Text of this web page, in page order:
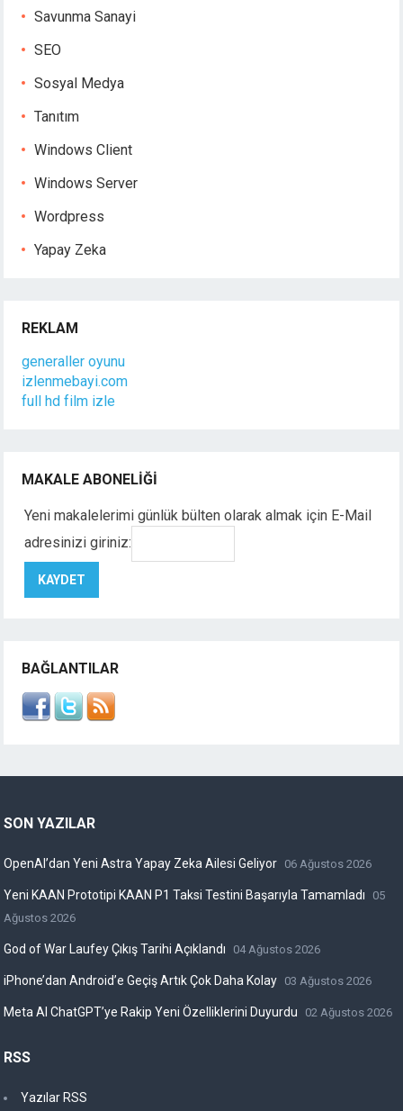
Savunma Sanayi
SEO
Sosyal Medya
Tanıtım
Windows Client
Windows Server
Wordpress
Yapay Zeka
REKLAM
generaller oyunu
izlenmebayi.com
full hd film izle
MAKALE ABONELIĞI
Yeni makalelerimi günlük bülten olarak almak için E-Mail
adresinizi giriniz:
BAĞLANTILAR
SON YAZILAR
OpenAI’dan Yeni Astra Yapay Zeka Ailesi Geliyor 06 Ağustos 2026
Yeni KAAN Prototipi KAAN P1 Taksi Testini Başarıyla Tamamladı
05
Ağustos 2026
God of War Laufey Çıkış Tarihi Açıklandı 04 Ağustos 2026
iPhone’dan Android’e Geçiş Artık Çok Daha Kolay 03 Ağustos 2026
Meta AI ChatGPT’ye Rakip Yeni Özelliklerini Duyurdu 02 Ağustos 2026
RSS
Yazılar RSS